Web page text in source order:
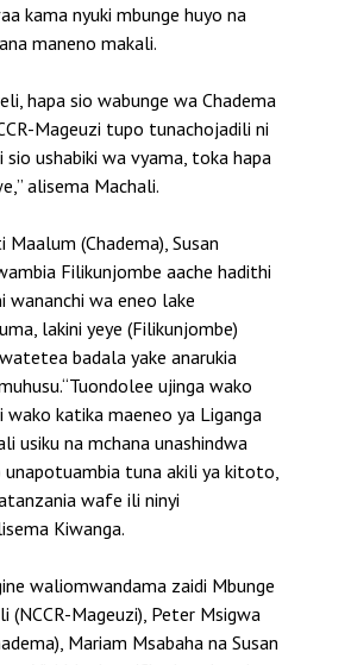
kama nyuki mbunge huyo na
maneno makali.
hapa sio wabunge wa Chadema
Mageuzi tupo tunachojadili ni
sio ushabiki wa vyama, toka hapa
alisema Machali.
Maalum (Chadema), Susan
Filikunjombe aache hadithi
wananchi wa eneo lake
lakini yeye (Filikunjombe)
badala yake anarukia
ujinga wako
wako katika maeneo ya Liganga
usiku na mchana unashindwa
tuna akili ya kitoto,
wafe ili ninyi
Kiwanga.
waliomwandama zaidi Mbunge
(NCCR-Mageuzi), Peter Msigwa
Mariam Msabaha na Susan